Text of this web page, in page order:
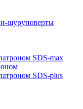
шуруповерты
SDS-max
SDS-plus